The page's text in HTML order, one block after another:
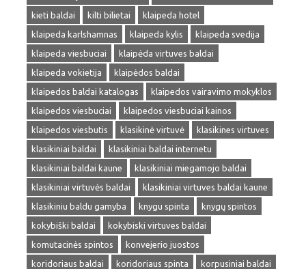
kieti baldai
kilti bilietai
klaipeda hotel
klaipeda karlshamnas
klaipeda kylis
klaipeda svedija
klaipeda viesbuciai
klaipėda virtuves baldai
klaipeda vokietija
klaipėdos baldai
klaipedos baldai katalogas
klaipedos vairavimo mokyklos
klaipedos viesbuciai
klaipedos viesbuciai kainos
klaipedos viesbutis
klasikinė virtuvė
klasikines virtuves
klasikiniai baldai
klasikiniai baldai internetu
klasikiniai baldai kaune
klasikiniai miegamojo baldai
klasikiniai virtuvės baldai
klasikiniai virtuves baldai kaune
klasikiniu baldu gamyba
knygu spinta
knygų spintos
kokybiški baldai
kokybiski virtuves baldai
komutacinės spintos
konvejerio juostos
koridoriaus baldai
koridoriaus spinta
korpusiniai baldai